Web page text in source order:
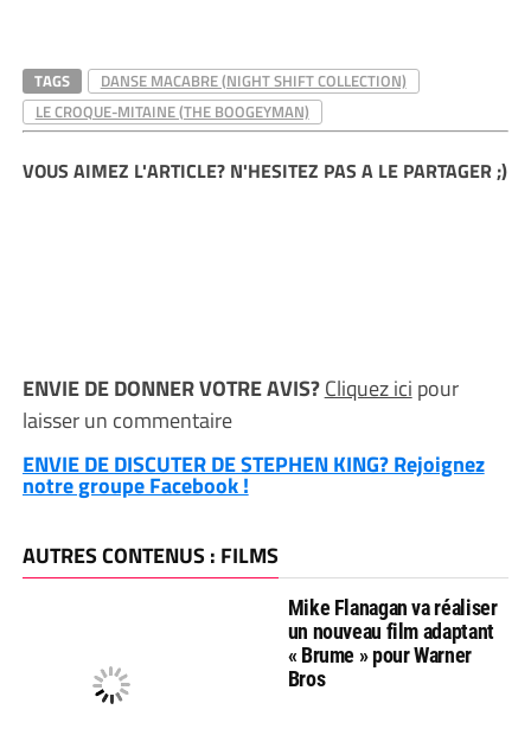
TAGS
DANSE MACABRE (NIGHT SHIFT COLLECTION)
LE CROQUE-MITAINE (THE BOOGEYMAN)
VOUS AIMEZ L'ARTICLE? N'HESITEZ PAS A LE PARTAGER ;)
ENVIE DE DONNER VOTRE AVIS?Cliquez ici pour
laisser un commentaire
ENVIE DE DISCUTER DE STEPHEN KING? Rejoignez
notre groupe Facebook !
AUTRES CONTENUS : FILMS
Mike Flanagan va réaliser
un nouveau film adaptant
« Brume » pour Warner
Bros